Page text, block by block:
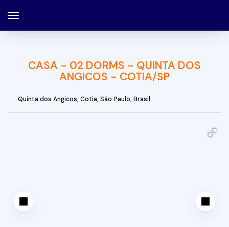
CASA - 02 DORMS - QUINTA DOS
ANGICOS - COTIA/SP
Quinta dos Angicos, Cotia, São Paulo, Brasil